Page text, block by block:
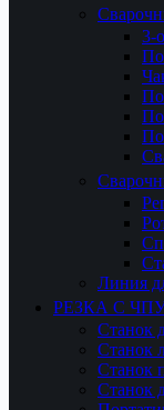
3-
Линия
РЕЗКА С
Станок
Станок
Станок
Станок